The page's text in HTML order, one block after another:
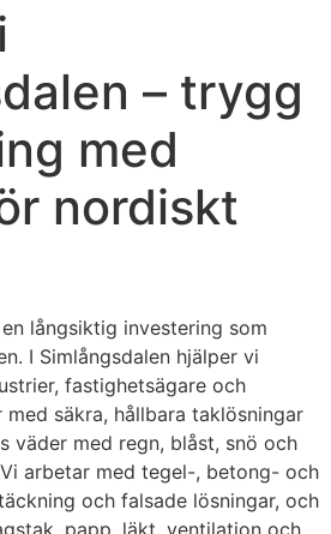
– trygg
med
nordiskt
långsiktig investering som
I Simlångsdalen hjälper vi
fastighetsägare och
säkra, hållbara taklösningar
väder med regn, blåst, snö och
arbetar med tegel-, betong- och
och falsade lösningar, och
papp, läkt, ventilation och